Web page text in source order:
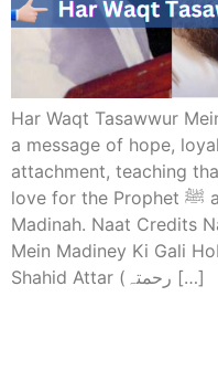
Har Waqt Tasawwur
a message of hope,
attachment, teaching
love for the Prophet ﷺ and unwavering connection with
Madinah. Naat Credits
Mein Madiney Ki Gali
Shahid Attar (رحمتہ […]